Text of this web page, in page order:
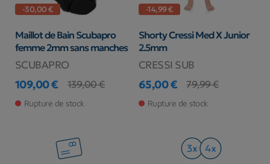
-30,00 €
Maillot de Bain Scubapro
femme 2mm sans manches
SCUBAPRO
Prix
109,00 €
Prix de base
139,00 €
Rupture de stock
-14,99 €
Shorty Cressi Med X Junior
2.5mm
CRESSI SUB
Prix
65,00 €
Prix de base
79,99 €
Rupture de stock